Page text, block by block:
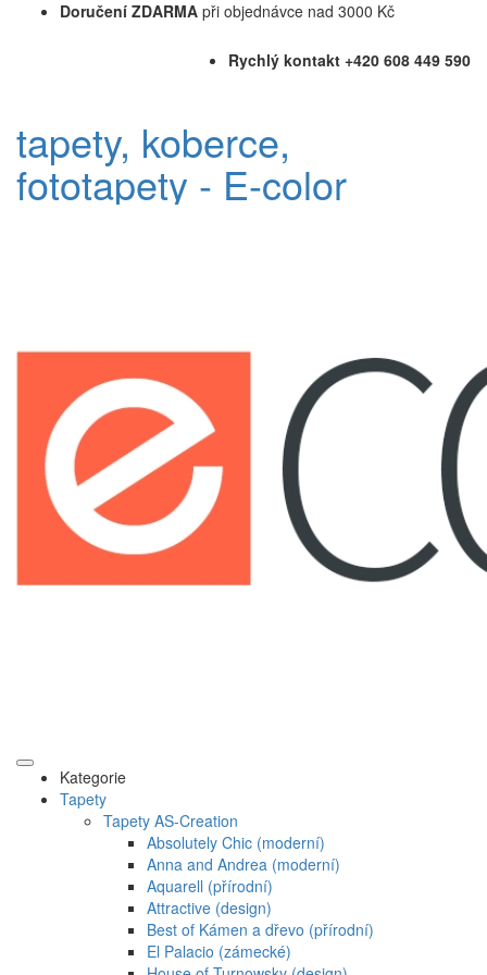
Doručení ZDARMA při objednávce nad 3000 Kč
Rychlý kontakt +420 608 449 590
tapety, koberce,
fototapety - E-color
Kategorie
Tapety
Tapety AS-Creation
Absolutely Chic (moderní)
Anna and Andrea (moderní)
Aquarell (přírodní)
Attractive (design)
Best of Kámen a dřevo (přírodní)
El Palacio (zámecké)